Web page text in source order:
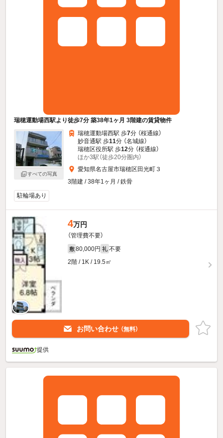
瑞穂運動場西駅より徒歩7分 築38年1ヶ月 3階建の賃貸物件
すべての写真
瑞穂運動場西駅 歩7分 （桜通線）
妙音通駅 歩11分 （名城線）
瑞穂区役所駅 歩12分 （桜通線）
ほか3駅（徒歩20分圏内）
愛知県名古屋市瑞穂区田光町３
3階建 / 38年1ヶ月 / 鉄骨
駐輪場あり
4万円
（管理費不要）
敷 80,000円 礼 不要
2階 / 1K / 19.5㎡
お問い合わせ （無料）
提供